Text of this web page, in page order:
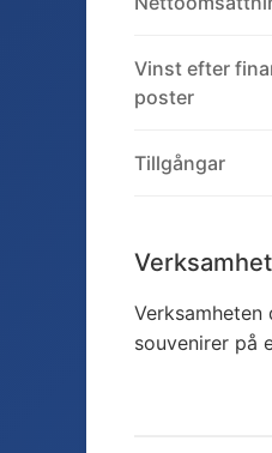
Vinst efter
poster
Tillgångar
souvenirer på